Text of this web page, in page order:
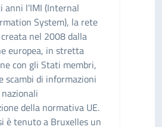
anni l'IMI (Internal
System), la rete
nel 2008 dalla
europea, in stretta
con gli Stati membri,
scambi di informazioni
della normativa UE.
è tenuto a Bruxelles un